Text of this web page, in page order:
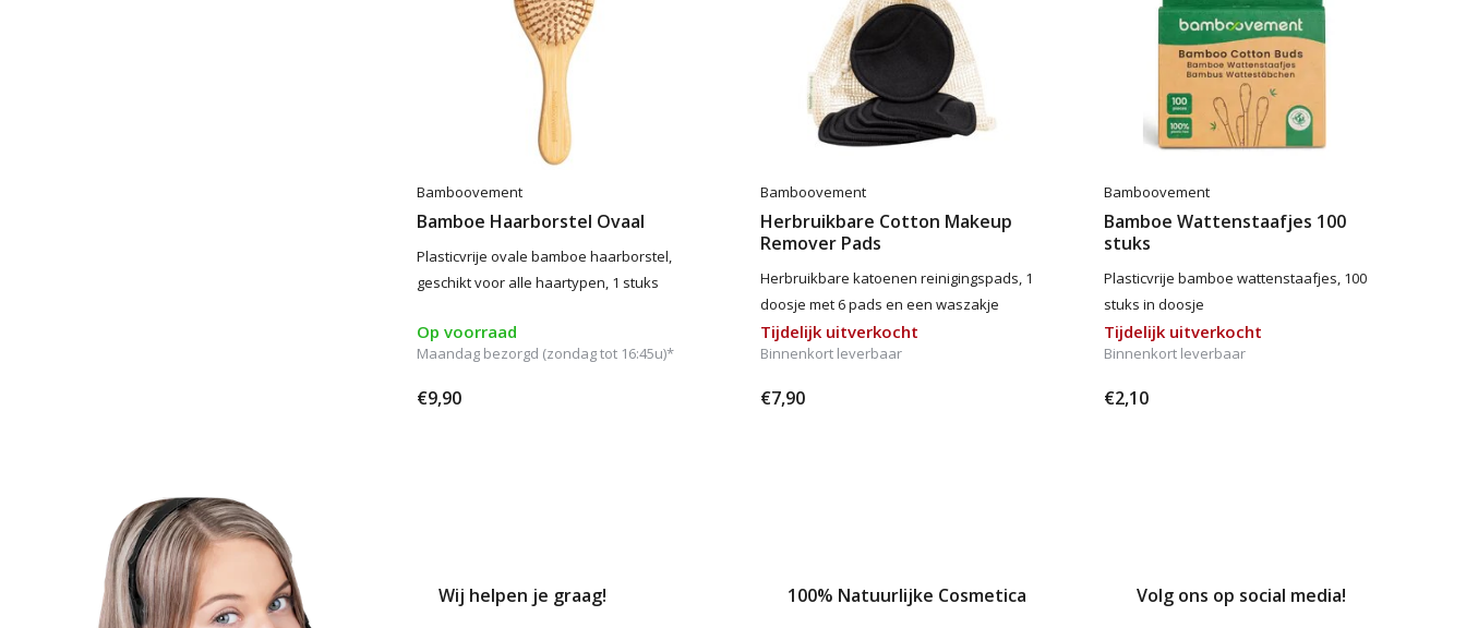
Bamboovement
Bamboe Haarborstel Ovaal
Plasticvrije ovale bamboe haarborstel,
geschikt voor alle haartypen, 1 stuks
Op voorraad
Maandag bezorgd (zondag tot 16:45u)*
€9,90
Bamboovement
Herbruikbare Cotton Makeup
Remover Pads
Herbruikbare katoenen reinigingspads, 1
doosje met 6 pads en een waszakje
Tijdelijk uitverkocht
Binnenkort leverbaar
€7,90
Bamboovement
Bamboe Wattenstaafjes 100
stuks
Plasticvrije bamboe wattenstaafjes, 100
stuks in doosje
Tijdelijk uitverkocht
Binnenkort leverbaar
€2,10
Wij helpen je graag! 100% Natuurlijke Cosmetica Volg ons op social media!